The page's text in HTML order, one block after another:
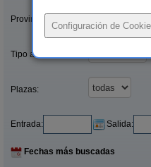
Provincias/Islas:
Tipo alquiler:
Plazas:
Entrada: Salida:
Fechas más buscadas